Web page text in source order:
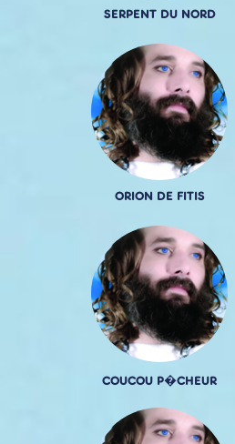
SERPENT DU NORD
ORION DE FITIS
COUCOU P�CHEUR